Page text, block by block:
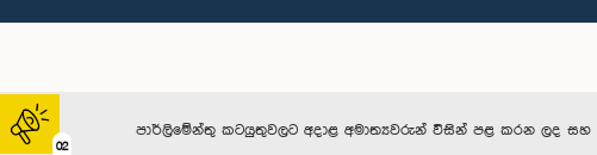
02
පාර්ලිමේන්තු කටයුතුවලට අදාළ අමාත්‍යවරුන් විසින් පළ කරන ලද